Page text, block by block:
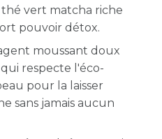
thé vert matcha riche
pouvoir détox.
moussant doux
respecte l'éco-
pour la laisser
sans jamais aucun